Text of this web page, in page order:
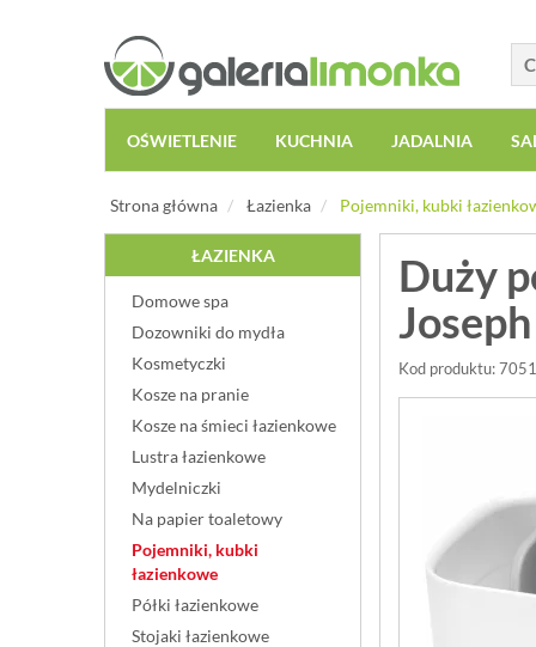
OŚWIETLENIE KUCHNIA JADALNIA
Strona główna Łazienka Pojemniki, kubki
ŁAZIENKA
Domowe spa
Dozowniki do mydła
Kosmetyczki
Kosze na pranie
Kosze na śmieci łazienkowe
Lustra łazienkowe
Mydelniczki
Na papier toaletowy
Pojemniki, kubki
łazienkowe
Półki łazienkowe
Stojaki łazienkowe
Duży
Kod produktu: